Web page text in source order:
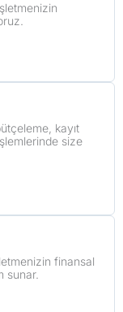
kayıt
size
finansal
sunar.